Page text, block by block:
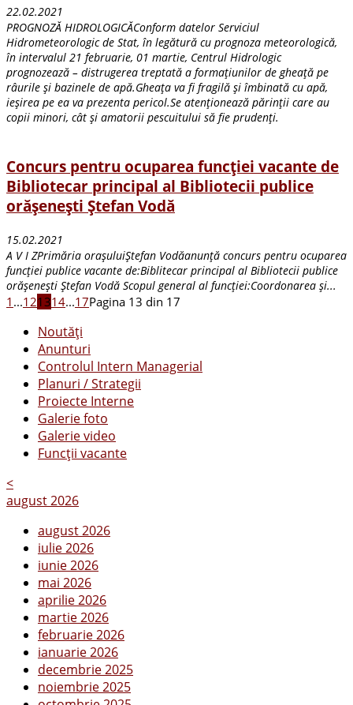
22.02.2021
PROGNOZĂ HIDROLOGICĂConform datelor Serviciul
Hidrometeorologic de Stat, în legătură cu prognoza meteorologică,
în intervalul 21 februarie, 01 martie, Centrul Hidrologic
prognozează – distrugerea treptată a formațiunilor de gheață pe
râurile și bazinele de apă.Gheața va fi fragilă și îmbinată cu apă,
ieșirea pe ea va prezenta pericol.Se atenționează părinții care au
copii minori, cât și amatorii pescuitului să fie prudenți.
Concurs pentru ocuparea funcției vacante de
Bibliotecar principal al Bibliotecii publice
orășenești Ștefan Vodă
15.02.2021
A V I ZPrimăria orașuluiŞtefan Vodăanunţă concurs pentru ocuparea
funcţiei publice vacante de:Biblitecar principal al Bibliotecii publice
orășenești Ștefan Vodă Scopul general al funcţiei:Coordonarea şi...
1 ...121314...17Pagina 13 din 17
Noutăți
Anunturi
Controlul Intern Managerial
Planuri / Strategii
Proiecte Interne
Galerie foto
Galerie video
Funcții vacante
<
august 2026
august 2026
iulie 2026
iunie 2026
mai 2026
aprilie 2026
martie 2026
februarie 2026
ianuarie 2026
decembrie 2025
noiembrie 2025